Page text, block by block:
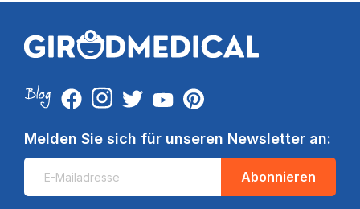
Melden Sie sich für unseren Newsletter an:
Abonnieren